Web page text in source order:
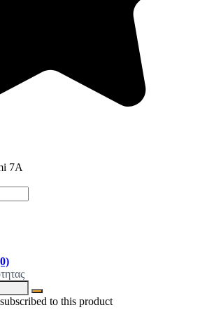
7A
to this product